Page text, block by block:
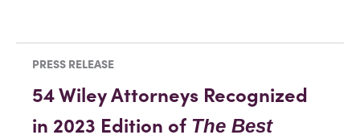
PRESS RELEASE
54 Wiley Attorneys Recognized
in 2023 Edition of The Best